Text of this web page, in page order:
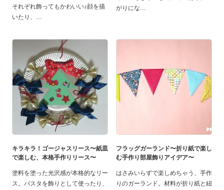
それぞれ飾ってもかわいい♪顔を描
いたり、
がりにな
キラキラ！ゴージャスリース〜紙皿
で楽しむ、本格手作りリース〜
塗料を塗った光沢感が本格的なリー
ス。パスタを飾りとして使ったり、
フラッグガーランド〜折り紙で楽し
む手作り部屋飾りアイデア〜
はさみいらずで楽しめちゃう、手作
りのガーランド。材料が折り紙と紐